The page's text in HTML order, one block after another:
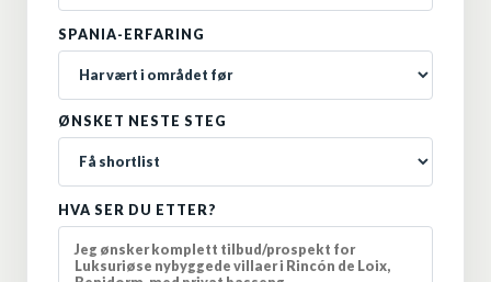
SPANIA-ERFARING
ØNSKET NESTE STEG
HVA SER DU ETTER?